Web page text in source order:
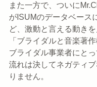
また一方で、ついに
がISUMのデータベース
ど、激動と言える動き
「ブライダルと音楽著作
ブライダル事業者にと
流れは決してネガティ
りません。